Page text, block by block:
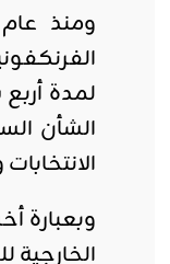
لمدة
الشأن
وبعبارة